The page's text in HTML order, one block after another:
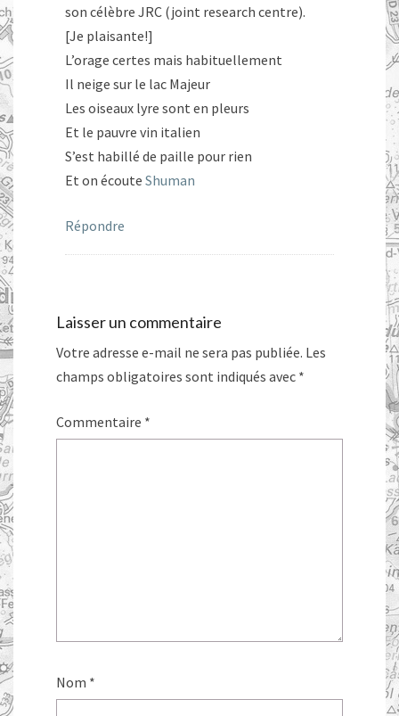
son célèbre JRC (joint research centre).
[Je plaisante!]
L’orage certes mais habituellement
Il neige sur le lac Majeur
Les oiseaux lyre sont en pleurs
Et le pauvre vin italien
S’est habillé de paille pour rien
Et on écoute Shuman
Répondre
Laisser un commentaire
Votre adresse e-mail ne sera pas publiée. Les
champs obligatoires sont indiqués avec *
Commentaire *
Nom *